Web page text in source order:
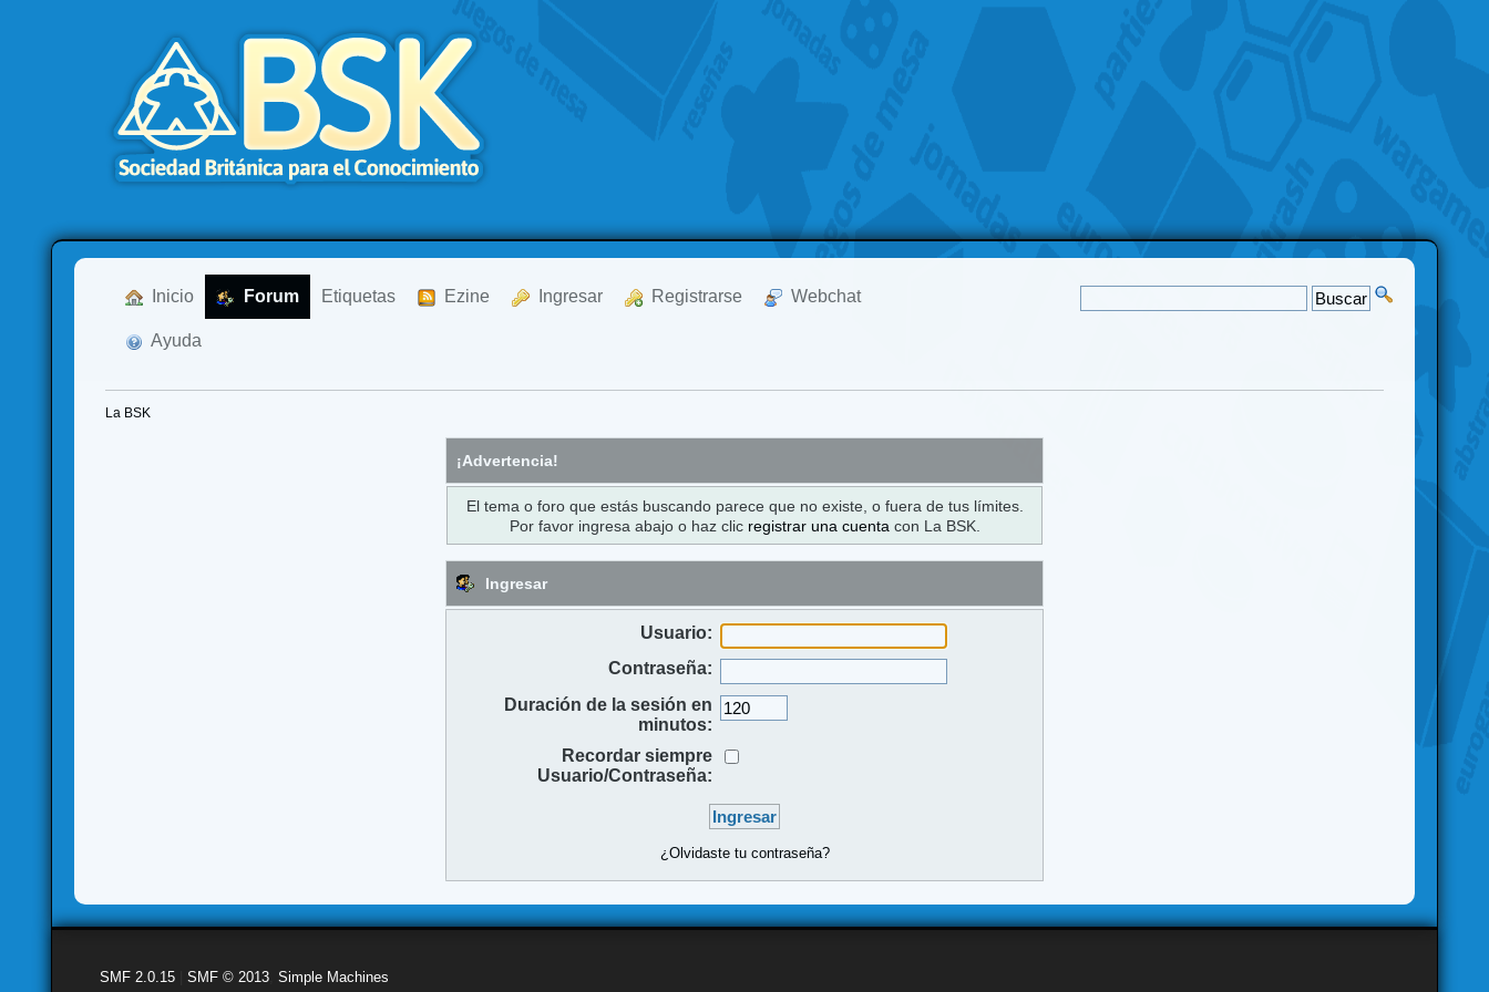
Inicio Forum Etiquetas Ezine Ingresar Registrarse Webchat
Ayuda
La BSK
¡Advertencia!
El tema o foro que estás buscando parece que no existe, o fuera de tus límites.
Por favor ingresa abajo o haz clic registrar una cuenta con La BSK.
Ingresar
Usuario:
Contraseña:
Duración de la sesión en
minutos:
Recordar siempre
Usuario/Contraseña:
¿Olvidaste tu contraseña?
SMF 2.0.15 |SMF © 2013 ,Simple Machines